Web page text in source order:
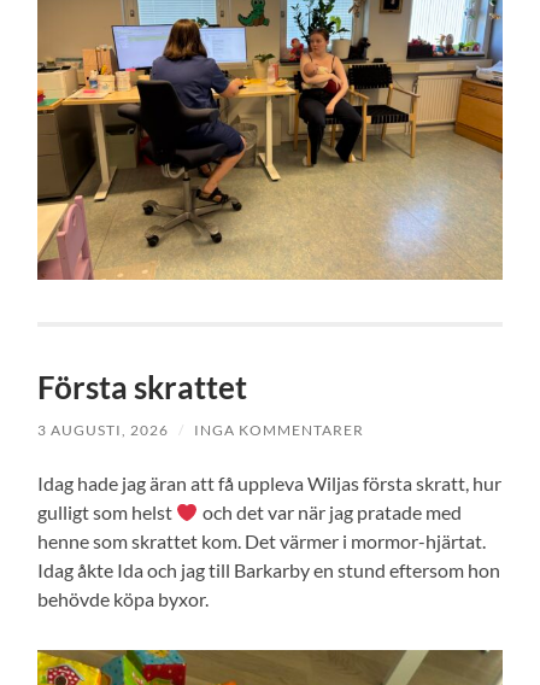
Första skrattet
3 AUGUSTI, 2026 / INGA KOMMENTARER
Idag hade jag äran att få uppleva Wiljas första skratt, hur
gulligt som helst
och det var när jag pratade med
henne som skrattet kom. Det värmer i mormor-hjärtat.
Idag åkte Ida och jag till Barkarby en stund eftersom hon
behövde köpa byxor.